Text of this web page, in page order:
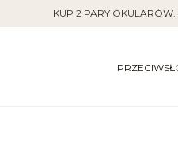
KUP 2 PARY